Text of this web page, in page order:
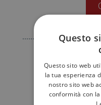
Questo
Questo sito web
la tua esperienza
nostro sito web
conformità con